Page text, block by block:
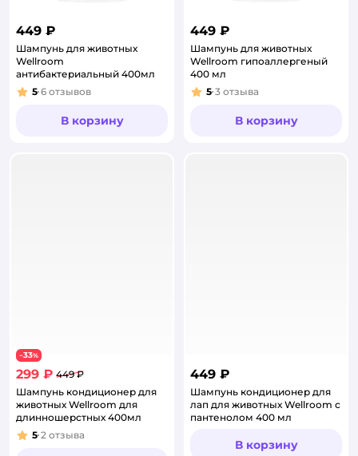
449 ₽
Шампунь для животных
Wellroom
антибактериальный 400мл
Рейтинг:
5 6 отзывов
В корзину
449 ₽
Шампунь для животных
Wellroom гипоаллергеный
400 мл
Рейтинг:
5 3 отзыва
В корзину
−33%
299 ₽ 449 ₽
Шампунь кондиционер для
животных Wellroom для
длинношерстных 400мл
Рейтинг:
5 2 отзыва
449 ₽
Шампунь кондиционер для
лап для животных Wellroom с
пантенолом 400 мл
В корзину